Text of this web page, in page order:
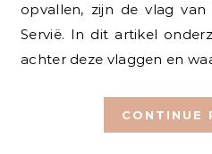
opvallen, zijn de vlag
Servië. In dit artikel
achter deze vlaggen en
CONTINUE